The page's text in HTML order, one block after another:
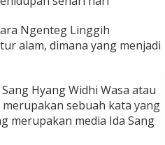
Ngenteg Linggih
alam, dimana yang menjadi
Hyang Widhi Wasa atau
sebuah kata yang
merupakan media Ida Sang